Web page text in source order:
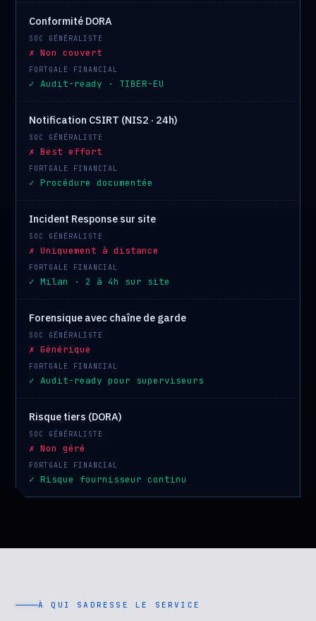
Conformité DORA
✗ Non couvert
✓ Audit-ready · TIBER-EU
Notification CSIRT (NIS2 · 24h)
✗ Best effort
✓ Procédure documentée
Incident Response sur site
✗ Uniquement à distance
✓ Milan · 2 à 4h sur site
Forensique avec chaîne de garde
✗ Générique
✓ Audit-ready pour superviseurs
Risque tiers (DORA)
✗ Non géré
✓ Risque fournisseur continu
À QUI SADRESSE LE SERVICE